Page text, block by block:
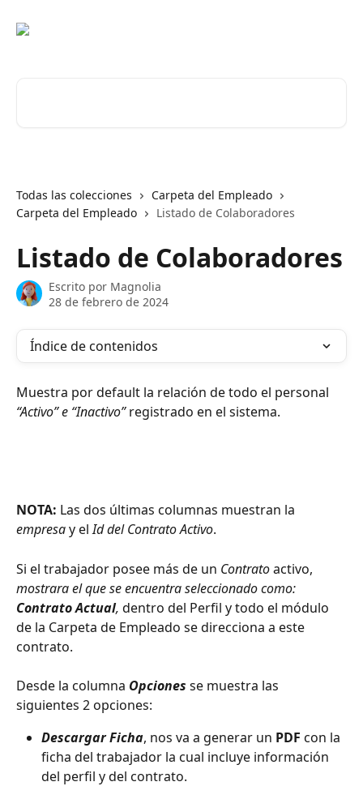
Todas las colecciones
Carpeta del Empleado
Carpeta del Empleado
Listado de Colaboradores
Listado de Colaboradores
Escrito por Magnolia
28 de febrero de 2024
Índice de contenidos
Muestra por default la relación de todo el personal
“Activo” e “Inactivo” registrado en el sistema.
NOTA: Las dos últimas columnas muestran la
empresa y el Id del ContratoActivo.
Si el trabajador posee más de un Contrato activo,
mostrara el que se encuentra seleccionado como:
Contrato Actual, dentro del Perfil y todo el módulo
de la Carpeta de Empleado se direcciona a este
contrato.
Desde la columna Opciones se muestra las
siguientes 2 opciones:
Descargar Ficha, nos va a generar un PDF con la
ficha del trabajador la cual incluye información
del perfil y del contrato.